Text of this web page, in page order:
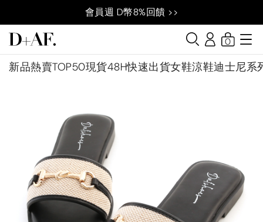
會員週 D幣8%回饋 >>
新品熱賣TOP50現貨48H快速出貨女鞋涼鞋迪士尼系
0